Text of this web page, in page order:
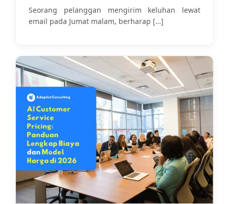
Seorang pelanggan mengirim keluhan lewat
email pada Jumat malam, berharap […]